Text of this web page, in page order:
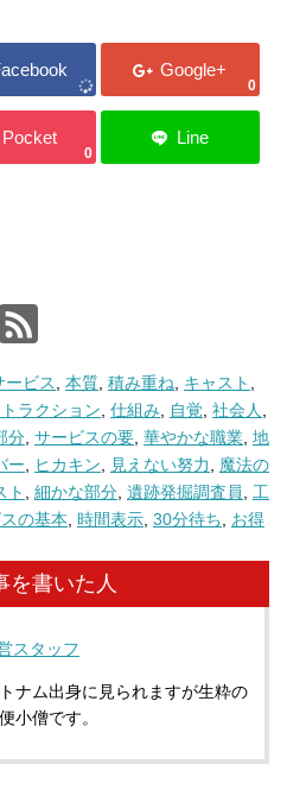
0
0
ービス 本質 積み重ね キャスト
ラクション 仕組み 自覚 社会人
分 サービスの要 華やかな職業 地
ー ヒカキン 見えない努力
魔法の
ト 細かな部分 遺跡発掘調査員
工
の基本 時間表示 30分待ち
お得
を書いた人
スタッフ
ナム出身に見られますが生粋の
小僧です。